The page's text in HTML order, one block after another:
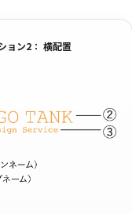
ョン2： 横配置